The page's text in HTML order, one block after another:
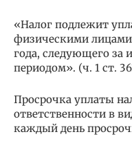
«Налог подлежит
физическими лицами
года, следующего за
периодом». (ч. 1 ст.
Просрочка уплаты
ответственности в
каждый день